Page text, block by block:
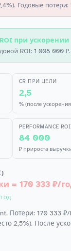
Годовые потери:
при ускорении
ROI: 1 008 000 ₽.
CR ПРИ ЦЕЛИ
2,5
% (после
PERFORMANCE
84 000
₽ прироста
= 170 333 ₽/
Потери: 170 333 ₽/
2,5%). После